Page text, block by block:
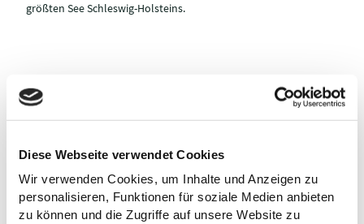
Diese Webseite verwendet Cookies
Wir verwenden Cookies, um Inhalte und Anzeigen zu
personalisieren, Funktionen für soziale Medien anbieten
zu können und die Zugriffe auf unsere Website zu
größten See Schleswig-Holsteins.
AKTIVURL
BOSAU
BADEN,
FAMILIE
© TI GPS Anne Weise
HOFLÄDE
N UND
REGIONA
SEGELREV